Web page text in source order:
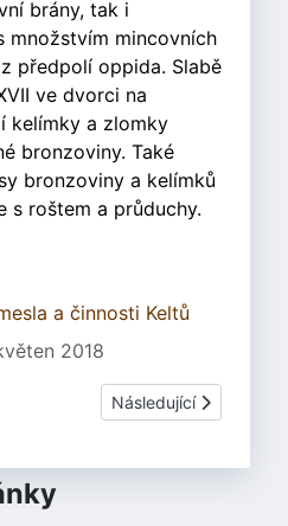
brány, tak i
množstvím mincovních
předpolí oppida. Slabě
ve dvorci na
kelímky a zlomky
bronzoviny. Také
bronzoviny a kelímků
s roštem a průduchy.
a činnosti Keltů
2018
Zpracování kůže - Výroba
Další článek: 3.06.2
Následující